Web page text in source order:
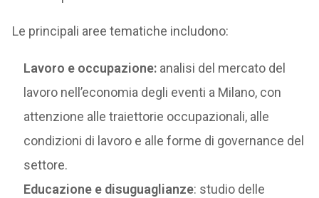
Le principali aree tematiche includono:
Lavoro e occupazione: analisi del mercato del
lavoro nell’economia degli eventi a Milano, con
attenzione alle traiettorie occupazionali, alle
condizioni di lavoro e alle forme di governance del
settore.
Educazione e disuguaglianze: studio delle